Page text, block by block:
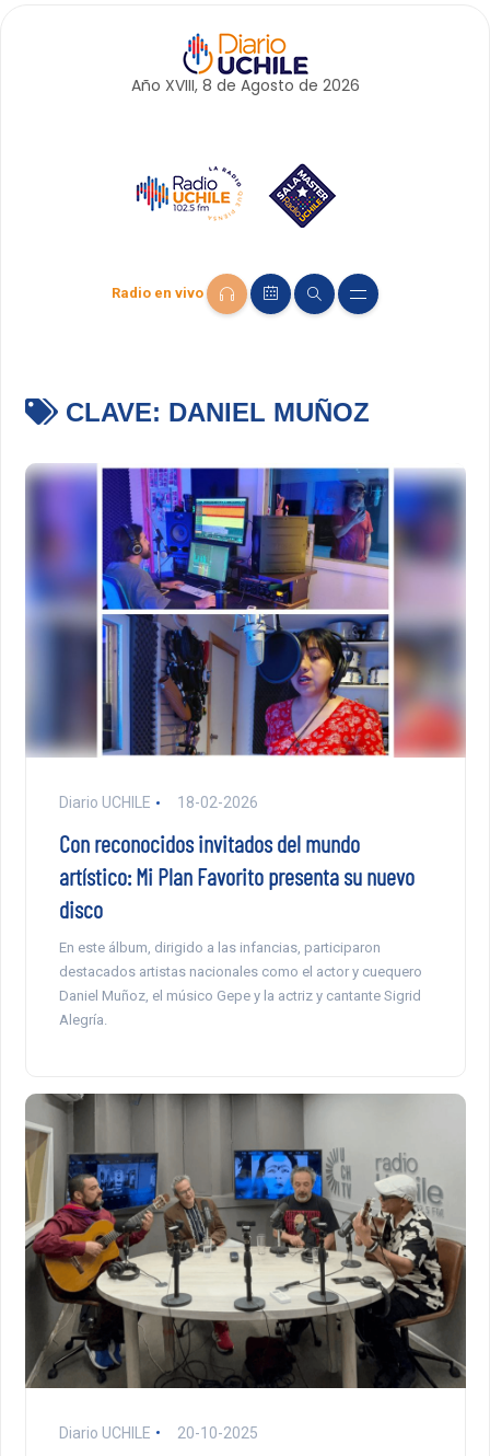
Año XVIII, 8 de Agosto de 2026
Radio en vivo
CLAVE: DANIEL MUÑOZ
Diario UCHILE 18-02-2026
Con reconocidos invitados del mundo
artístico: Mi Plan Favorito presenta su nuevo
disco
En este álbum, dirigido a las infancias, participaron
destacados artistas nacionales como el actor y cuequero
Daniel Muñoz, el músico Gepe y la actriz y cantante Sigrid
Alegría.
Diario UCHILE 20-10-2025